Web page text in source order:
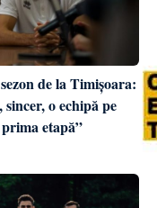
de la Timișoara:
o echipă pe
etapă”